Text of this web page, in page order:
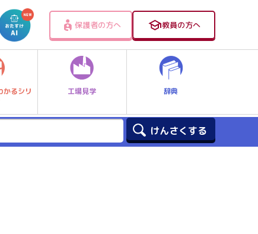
保護者の方へ 教員の方へ
かるシリ
工場見学 辞典